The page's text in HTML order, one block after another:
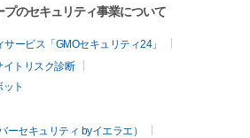
のセキュリティ事業について
ービス「GMOセキュリティ24」
イトリスク診断
ト
セキュリティ byイエラエ）